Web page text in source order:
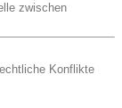
zwischen
Konflikte